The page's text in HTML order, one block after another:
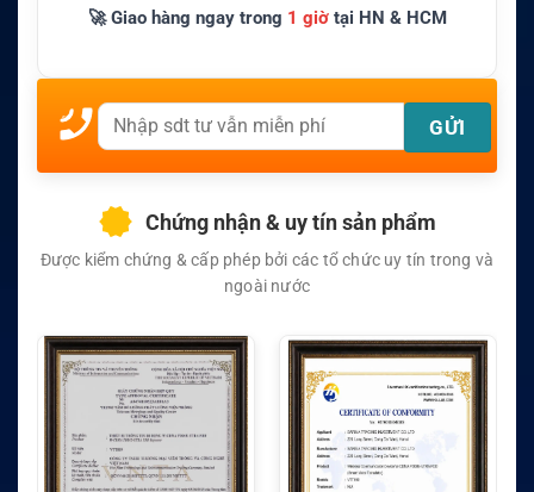
🚀 Giao hàng ngay trong 1 giờtại HN & HCM
Chứng nhận & uy tín sản phẩm
Được kiểm chứng & cấp phép bởi các tổ chức uy tín trong và
ngoài nước